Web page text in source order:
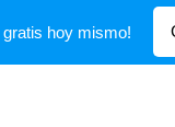
gratis hoy mismo!